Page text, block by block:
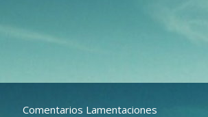
Comentarios Lamentaciones